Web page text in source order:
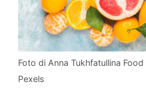
Foto di Anna Tukhfatullina
Pexels